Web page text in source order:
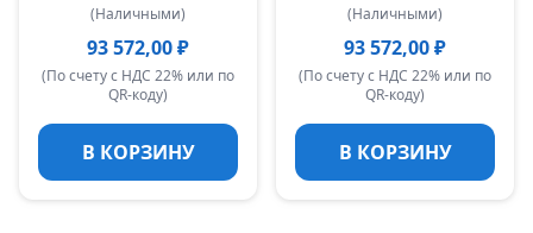
(Наличными)
93 572,00 ₽
(По счету с НДС 22% или по
QR-коду)
В КОРЗИНУ
(Наличными)
93 572,00 ₽
(По счету с НДС 22% или по
QR-коду)
В КОРЗИНУ